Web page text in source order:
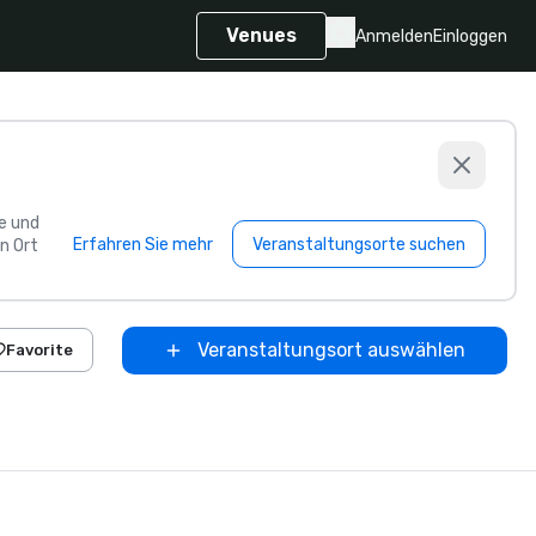
Venues AnmeldenEinloggen
und
Ort
Erfahren Sie mehr Veranstaltungsorte suchen
Favorite Veranstaltungsort auswählen